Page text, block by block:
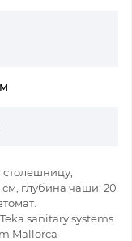
столешницу,
глубина чаши: 20
sanitary systems
Mallorca